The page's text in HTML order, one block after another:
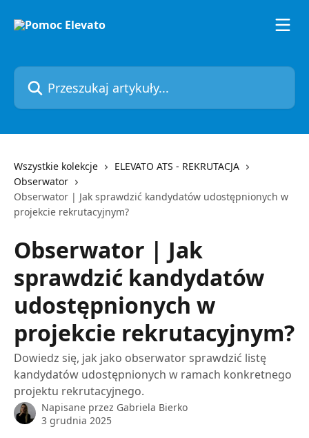
Przeszukaj artykuły...
Wszystkie kolekcje
ELEVATO ATS - REKRUTACJA
Obserwator
Obserwator | Jak sprawdzić kandydatów udostępnionych w
projekcie rekrutacyjnym?
Obserwator | Jak
sprawdzić kandydatów
udostępnionych w
projekcie rekrutacyjnym?
Dowiedz się, jak jako obserwator sprawdzić listę
kandydatów udostępnionych w ramach konkretnego
projektu rekrutacyjnego.
Napisane przez Gabriela Bierko
3 grudnia 2025